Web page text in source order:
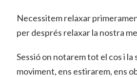
Necessitem relaxar
per després relaxar la nostra
Sessió on notarem tot el cos i la
moviment, ens estirarem, ens